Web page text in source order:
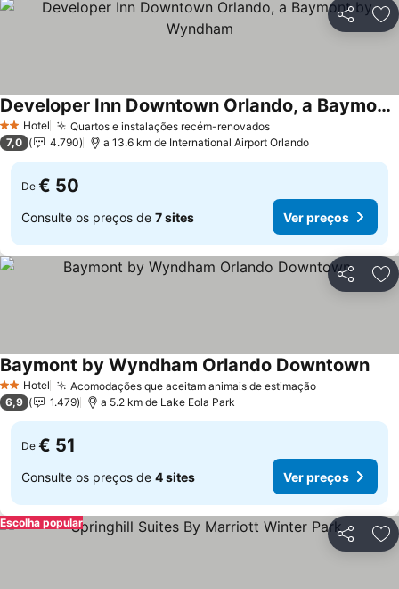
Partilhar
2 Estrelas
Hotel Quartos e instalações recém-renovadosVer preços
Developer Inn Downtown Orlando, a Baymont by Wyndham
Ver preços
7,0 4.790 a 13.6 km de International Airport Orlando
De € 50
Consulte os preços de 7 sites Ver preços
Partilhar
2 Estrelas
Hotel Acomodações que aceitam animais de estimaçãoVer preços
Baymont by Wyndham Orlando DowntownVer
6,9 1.479 a 5.2 km de Lake Eola Park
De € 51
Consulte os preços de 4 sites Ver preços
Partilhar
Escolha popular